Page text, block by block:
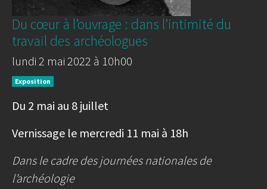
Du cœur à l’ouvrage : dans l’intimité du
travail des archéologues
lundi 2 mai 2022 à 10h00
Exposition
Du 2 mai au 8 juillet
Vernissage le mercredi 11 mai à 18h
Dans le cadre des journées nationales de
l’archéologie